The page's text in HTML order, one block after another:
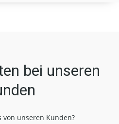
bei unseren
von unseren Kunden?